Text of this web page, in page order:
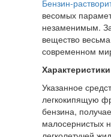
Бензин-
весомых
незаменимым.
вещество
современном
Характеристики
Указанное
легкокипящую
бензина,
малосернистых